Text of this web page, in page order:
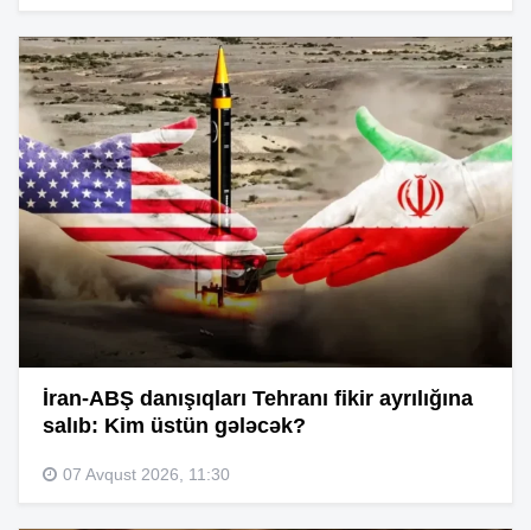
İran-ABŞ danışıqları Tehranı fikir ayrılığına
salıb: Kim üstün gələcək?
07 Avqust 2026, 11:30